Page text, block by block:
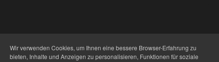
Wir verwenden Cookies, um Ihnen eine bessere Browser-Erfahrung zu
bieten, Inhalte und Anzeigen zu personalisieren, Funktionen für soziale